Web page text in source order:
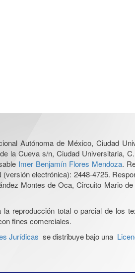
Autónoma de México, Ciudad
la Cueva s/n, Ciudad Universitaria,
Imer Benjamín Flores Mendoza.
electrónica): 2448-4725.
Montes de Oca, Circuito Mario
reproducción total o parcial de los
fines comerciales.
Jurídicas se distribuye bajo una